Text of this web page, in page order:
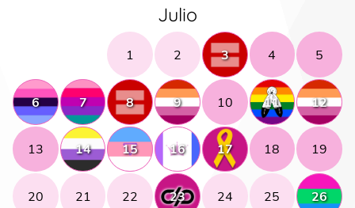
Julio
1 2 3 4 5
6 7 8 9 10 11 12
13 14 15 16 17 18 19
20 21 22 23 24 25 26